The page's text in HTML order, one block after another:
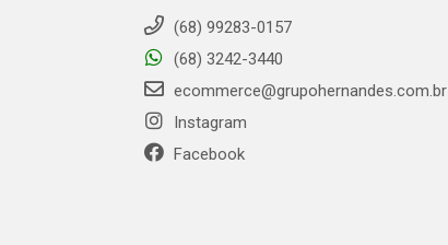
(68) 99283-0157
(68) 3242-3440
ecommerce@grupohernandes.com.br
Instagram
Facebook